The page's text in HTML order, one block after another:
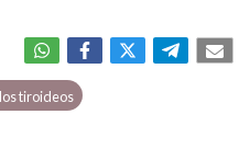
tiroideos